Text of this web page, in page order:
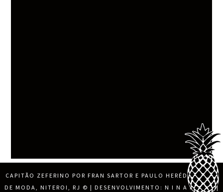
CAPITÃO ZEFERINO POR FRAN SARTOR E PAULO HERÉDIA, BLOG
DE MODA, NITEROI, RJ © | DESENVOLVIMENTO: N I N A M O R E|